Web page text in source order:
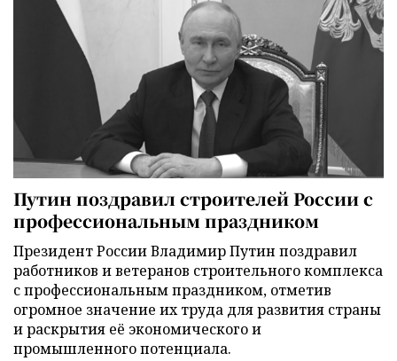
Путин поздравил строителей России с
профессиональным праздником
Президент России Владимир Путин поздравил
работников и ветеранов строительного комплекса
с профессиональным праздником, отметив
огромное значение их труда для развития страны
и раскрытия её экономического и
промышленного потенциала.